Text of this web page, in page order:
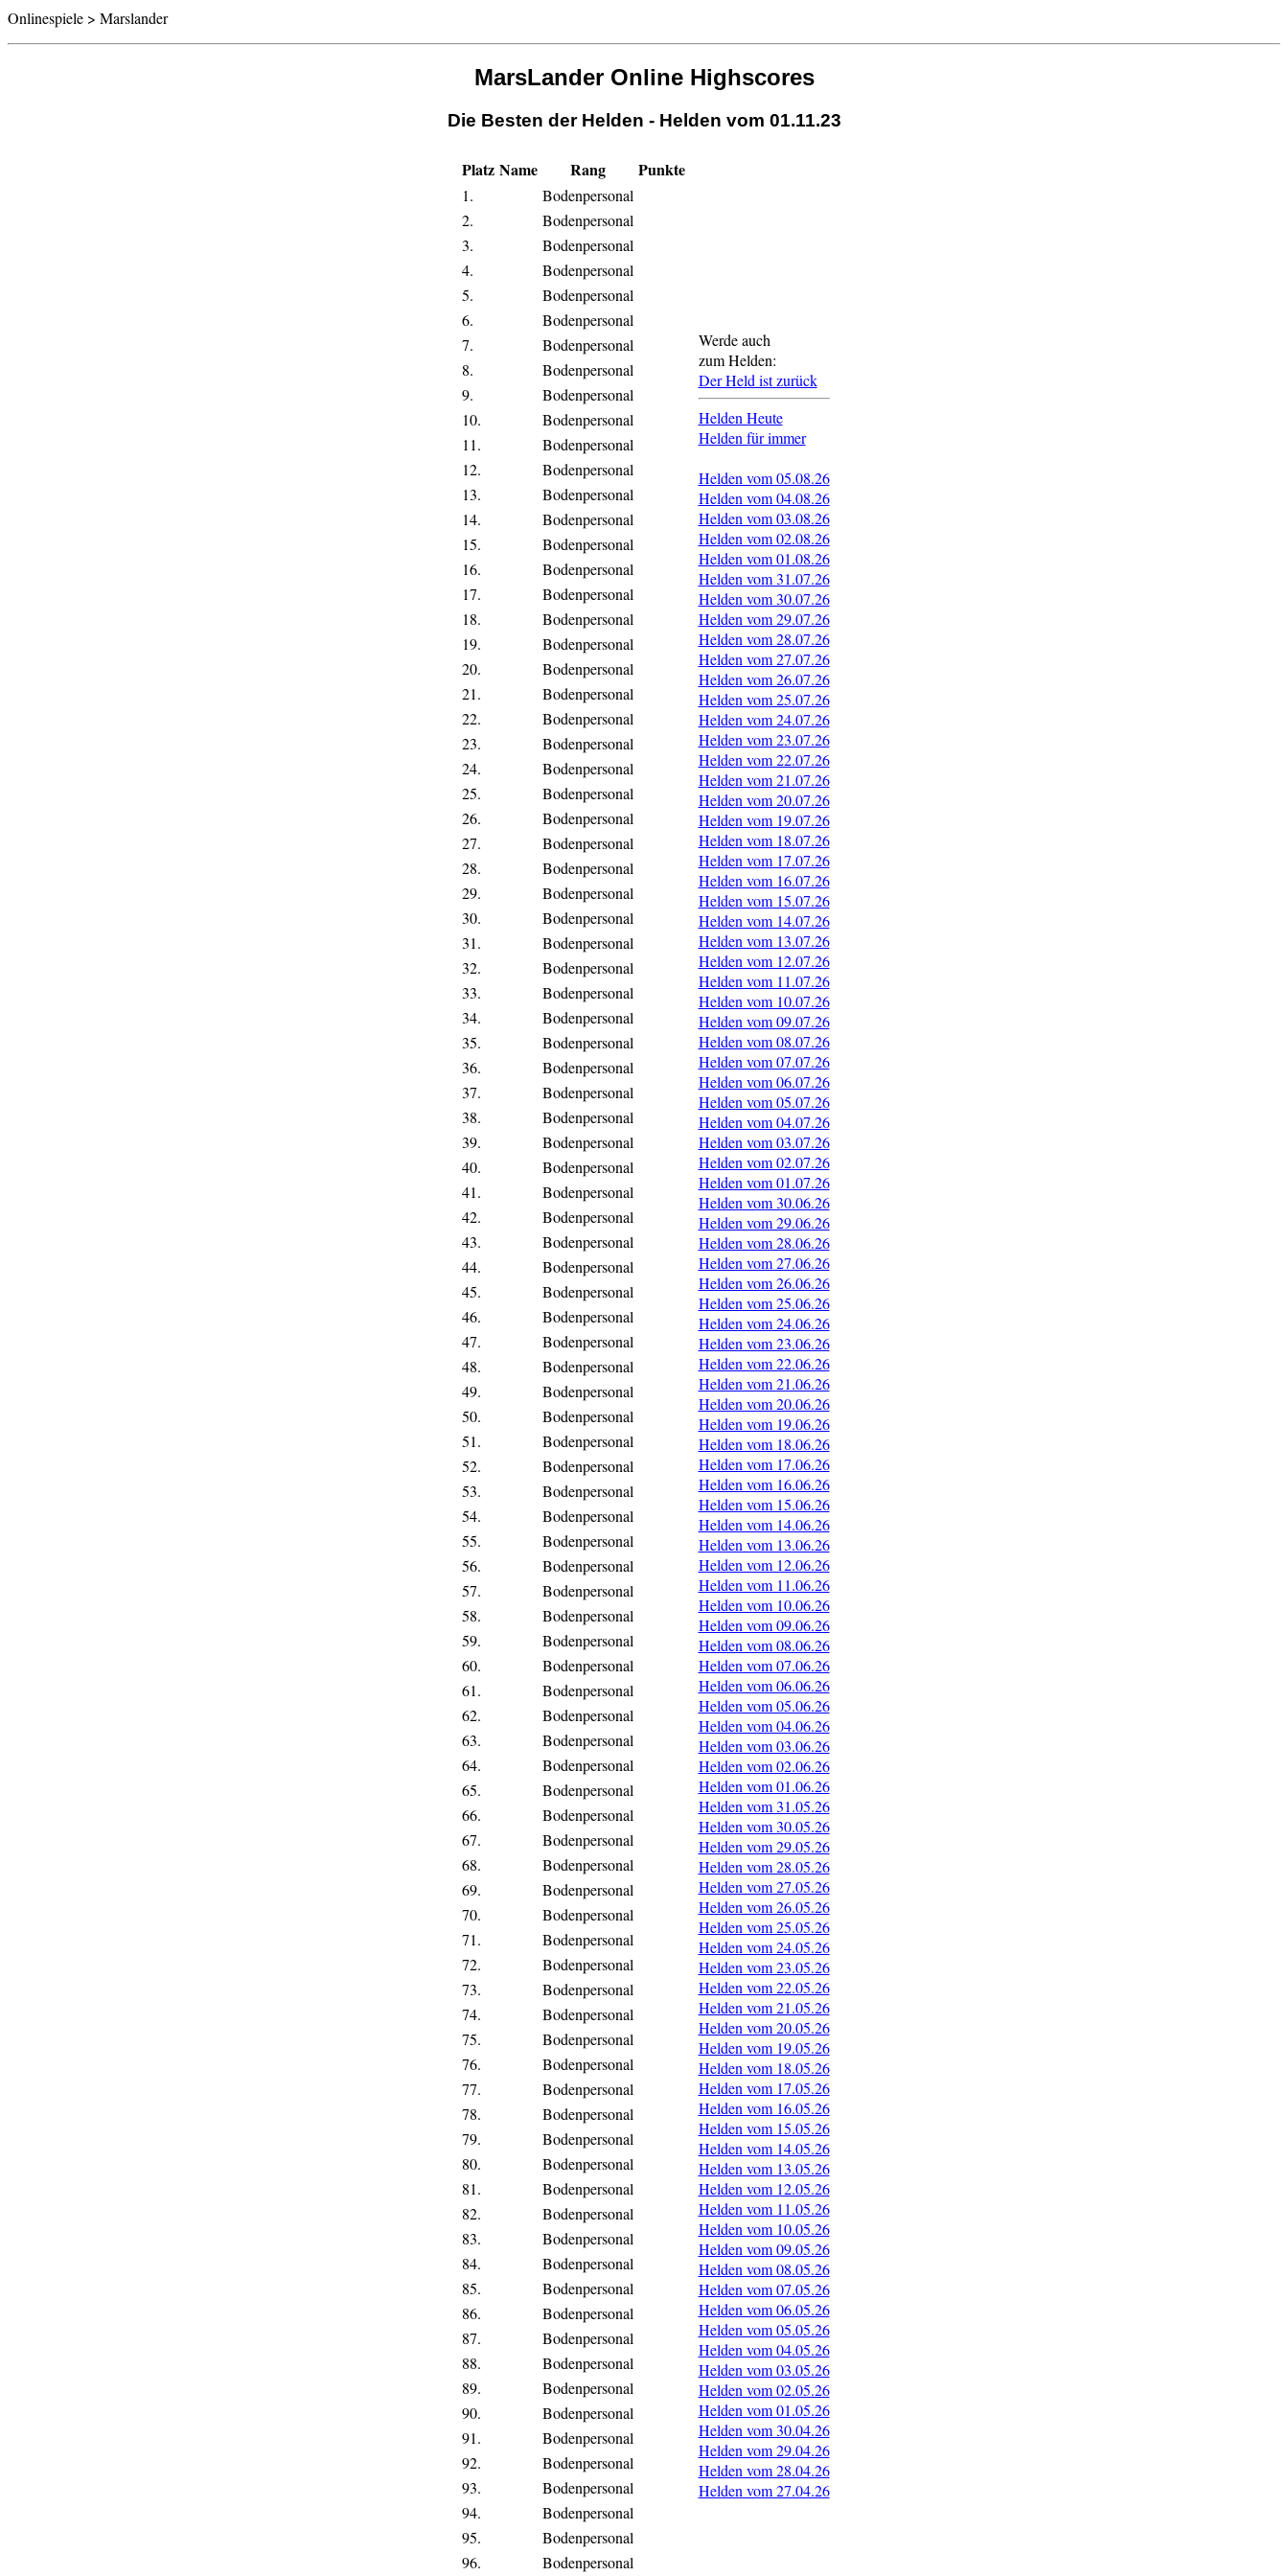
Onlinespiele > Marslander
MarsLander Online Highscores
Die Besten der Helden - Helden vom 01.11.23
Platz Name Rang Punkte
1.
Bodenpersonal
2.
Bodenpersonal
3.
Bodenpersonal
4.
Bodenpersonal
5.
Bodenpersonal
6.
Bodenpersonal
7.
Bodenpersonal
8.
Bodenpersonal
9.
Bodenpersonal
10.
Bodenpersonal
11.
Bodenpersonal
12.
Bodenpersonal
13.
Bodenpersonal
14.
Bodenpersonal
15.
Bodenpersonal
16.
Bodenpersonal
17.
Bodenpersonal
18.
Bodenpersonal
19.
Bodenpersonal
20.
Bodenpersonal
21.
Bodenpersonal
22.
Bodenpersonal
23.
Bodenpersonal
24.
Bodenpersonal
25.
Bodenpersonal
26.
Bodenpersonal
27.
Bodenpersonal
28.
Bodenpersonal
29.
Bodenpersonal
30.
Bodenpersonal
31.
Bodenpersonal
32.
Bodenpersonal
33.
Bodenpersonal
34.
Bodenpersonal
35.
Bodenpersonal
36.
Bodenpersonal
37.
Bodenpersonal
38.
Bodenpersonal
39.
Bodenpersonal
40.
Bodenpersonal
41.
Bodenpersonal
42.
Bodenpersonal
43.
Bodenpersonal
44.
Bodenpersonal
45.
Bodenpersonal
46.
Bodenpersonal
47.
Bodenpersonal
48.
Bodenpersonal
49.
Bodenpersonal
50.
Bodenpersonal
51.
Bodenpersonal
52.
Bodenpersonal
53.
Bodenpersonal
54.
Bodenpersonal
55.
Bodenpersonal
56.
Bodenpersonal
57.
Bodenpersonal
58.
Bodenpersonal
59.
Bodenpersonal
60.
Bodenpersonal
61.
Bodenpersonal
62.
Bodenpersonal
63.
Bodenpersonal
64.
Bodenpersonal
65.
Bodenpersonal
66.
Bodenpersonal
67.
Bodenpersonal
68.
Bodenpersonal
69.
Bodenpersonal
70.
Bodenpersonal
71.
Bodenpersonal
72.
Bodenpersonal
73.
Bodenpersonal
74.
Bodenpersonal
75.
Bodenpersonal
76.
Bodenpersonal
77.
Bodenpersonal
78.
Bodenpersonal
79.
Bodenpersonal
80.
Bodenpersonal
81.
Bodenpersonal
82.
Bodenpersonal
83.
Bodenpersonal
84.
Bodenpersonal
85.
Bodenpersonal
86.
Bodenpersonal
87.
Bodenpersonal
88.
Bodenpersonal
89.
Bodenpersonal
90.
Bodenpersonal
91.
Bodenpersonal
92.
Bodenpersonal
93.
Bodenpersonal
94.
Bodenpersonal
95.
Bodenpersonal
96.
Bodenpersonal
Werde auch
zum Helden:
Der Held ist zurück
Helden Heute
Helden für immer
Helden vom 05.08.26
Helden vom 04.08.26
Helden vom 03.08.26
Helden vom 02.08.26
Helden vom 01.08.26
Helden vom 31.07.26
Helden vom 30.07.26
Helden vom 29.07.26
Helden vom 28.07.26
Helden vom 27.07.26
Helden vom 26.07.26
Helden vom 25.07.26
Helden vom 24.07.26
Helden vom 23.07.26
Helden vom 22.07.26
Helden vom 21.07.26
Helden vom 20.07.26
Helden vom 19.07.26
Helden vom 18.07.26
Helden vom 17.07.26
Helden vom 16.07.26
Helden vom 15.07.26
Helden vom 14.07.26
Helden vom 13.07.26
Helden vom 12.07.26
Helden vom 11.07.26
Helden vom 10.07.26
Helden vom 09.07.26
Helden vom 08.07.26
Helden vom 07.07.26
Helden vom 06.07.26
Helden vom 05.07.26
Helden vom 04.07.26
Helden vom 03.07.26
Helden vom 02.07.26
Helden vom 01.07.26
Helden vom 30.06.26
Helden vom 29.06.26
Helden vom 28.06.26
Helden vom 27.06.26
Helden vom 26.06.26
Helden vom 25.06.26
Helden vom 24.06.26
Helden vom 23.06.26
Helden vom 22.06.26
Helden vom 21.06.26
Helden vom 20.06.26
Helden vom 19.06.26
Helden vom 18.06.26
Helden vom 17.06.26
Helden vom 16.06.26
Helden vom 15.06.26
Helden vom 14.06.26
Helden vom 13.06.26
Helden vom 12.06.26
Helden vom 11.06.26
Helden vom 10.06.26
Helden vom 09.06.26
Helden vom 08.06.26
Helden vom 07.06.26
Helden vom 06.06.26
Helden vom 05.06.26
Helden vom 04.06.26
Helden vom 03.06.26
Helden vom 02.06.26
Helden vom 01.06.26
Helden vom 31.05.26
Helden vom 30.05.26
Helden vom 29.05.26
Helden vom 28.05.26
Helden vom 27.05.26
Helden vom 26.05.26
Helden vom 25.05.26
Helden vom 24.05.26
Helden vom 23.05.26
Helden vom 22.05.26
Helden vom 21.05.26
Helden vom 20.05.26
Helden vom 19.05.26
Helden vom 18.05.26
Helden vom 17.05.26
Helden vom 16.05.26
Helden vom 15.05.26
Helden vom 14.05.26
Helden vom 13.05.26
Helden vom 12.05.26
Helden vom 11.05.26
Helden vom 10.05.26
Helden vom 09.05.26
Helden vom 08.05.26
Helden vom 07.05.26
Helden vom 06.05.26
Helden vom 05.05.26
Helden vom 04.05.26
Helden vom 03.05.26
Helden vom 02.05.26
Helden vom 01.05.26
Helden vom 30.04.26
Helden vom 29.04.26
Helden vom 28.04.26
Helden vom 27.04.26